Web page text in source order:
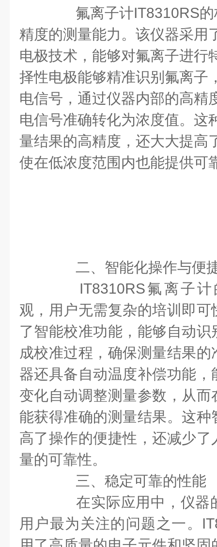
氟离子计IT8310RS的
精度的测量能力。该仪器采用
电极技术，能够对氟离子进行
择性电极能够精准识别氟离子
电信号，通过仪器内部的高精
电信号准确转化为浓度值。这
量结果的高精度，还大大提高
使在低浓度范围内也能提供可
二、智能化操作与便
IT8310RS氟离子计
观，用户无需复杂的培训即
了智能校准功能，能够自动
成校准过程，确保测量结果
器还具备自动温度补偿功能
变化自动调整测量参数，从
能获得准确的测量结果。这
高了操作的便捷性，还减少
量的可靠性。
三、稳定可靠的性能
在实际应用中，仪器
用户最为关注的问题之一。